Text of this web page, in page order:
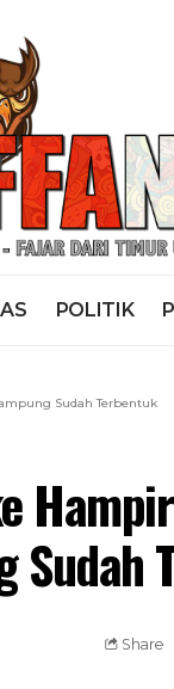
POLITIK
Sudah Terbentuk
Hampir
Sudah
Share